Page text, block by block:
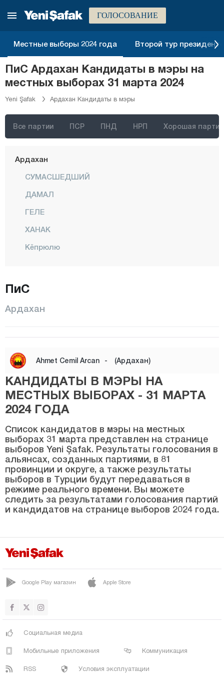
ГОЛОСОВАНИЕ
Местные выборы 2024 года Второй тур
ПиС Ардахан Кандидаты в мэры на
местных выборах 31 марта 2024
Yeni Şafak Ардахан Кандидаты в мэры
Все партии ПСР ПНД НРП Хорошая партия
Измир
Адана
Адыяман
Афьонкарахисар
Агры
Аксарай
Анталия
Ардахан
СУМАСШЕДШИЙ
ДАМАЛ
ГЕЛЕ
ХАНАК
Кёпрюлю
Айдын
Бартын
Батман
Байбурт
Биледжик
Битлис
Болу
Бурдур
Бурса
Чанаккале
Диярбакыр
Элязыг
Эрзинджан
Эрзурум
ПиС
Ардахан
Ahmet Cemil Arcan - (Ардахан)
КАНДИДАТЫ В МЭРЫ НА
МЕСТНЫХ ВЫБОРАХ - 31 МАРТА
2024 ГОДА
Список кандидатов в мэры на местных
выборах 31 марта представлен на странице
выборов Yeni Şafak. Результаты голосования в
альянсах, созданных партиями, в 81
провинции и округе, а также результаты
выборов в Турции будут передаваться в
режиме реального времени. Вы можете
следить за результатами голосования партий
и кандидатов на странице выборов 2024 года.
Google Play магазин Apple Store
Социальная медиа
Мобильные приложения Коммуникация
RSS Условия эксплуатации